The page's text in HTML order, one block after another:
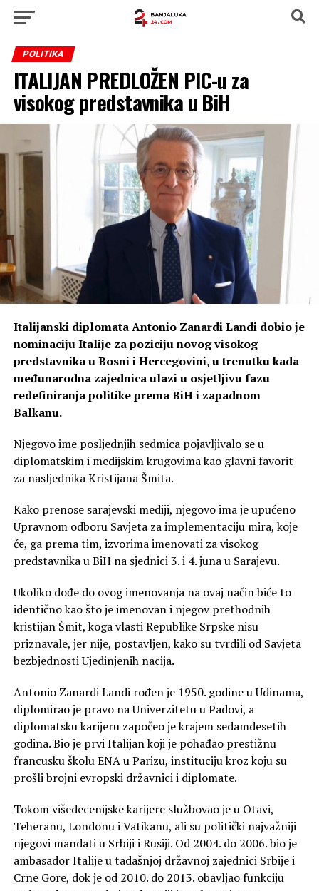
POLITIKA
ITALIJAN PREDLOŽEN PIC-u za
visokog predstavnika u BiH
Italijanski diplomata Antonio Zanardi Landi dobio je
nominaciju Italije za poziciju novog visokog
predstavnika u Bosni i Hercegovini, u trenutku kada
međunarodna zajednica ulazi u osjetljivu fazu
redefiniranja politike prema BiH i zapadnom
Balkanu.
Njegovo ime posljednjih sedmica pojavljivalo se u
diplomatskim i medijskim krugovima kao glavni favorit
za nasljednika Kristijana Šmita.
Kako prenose sarajevski mediji, njegovo ima je upućeno
Upravnom odboru Savjeta za implementaciju mira, koje
će, ga prema tim, izvorima imenovati za visokog
predstavnika u BiH na sjednici 3. i 4. juna u Sarajevu.
Ukoliko dođe do ovog imenovanja na ovaj način biće to
identično kao što je imenovan i njegov prethodnih
kristijan Šmit, koga vlasti Republike Srpske nisu
priznavale, jer nije, postavljen, kako su tvrdili od Savjeta
bezbjednosti Ujedinjenih nacija.
Antonio Zanardi Landi rođen je 1950. godine u Udinama,
diplomirao je pravo na Univerzitetu u Padovi, a
diplomatsku karijeru započeo je krajem sedamdesetih
godina. Bio je prvi Italijan koji je pohađao prestižnu
francusku školu ENA u Parizu, instituciju kroz koju su
prošli brojni evropski državnici i diplomate.
Tokom višedecenijske karijere službovao je u Otavi,
Teheranu, Londonu i Vatikanu, ali su politički najvažniji
njegovi mandati u Srbiji i Rusiji. Od 2004. do 2006. bio je
ambasador Italije u tadašnjoj državnoj zajednici Srbije i
Crne Gore, dok je od 2010. do 2013. obavljao funkciju